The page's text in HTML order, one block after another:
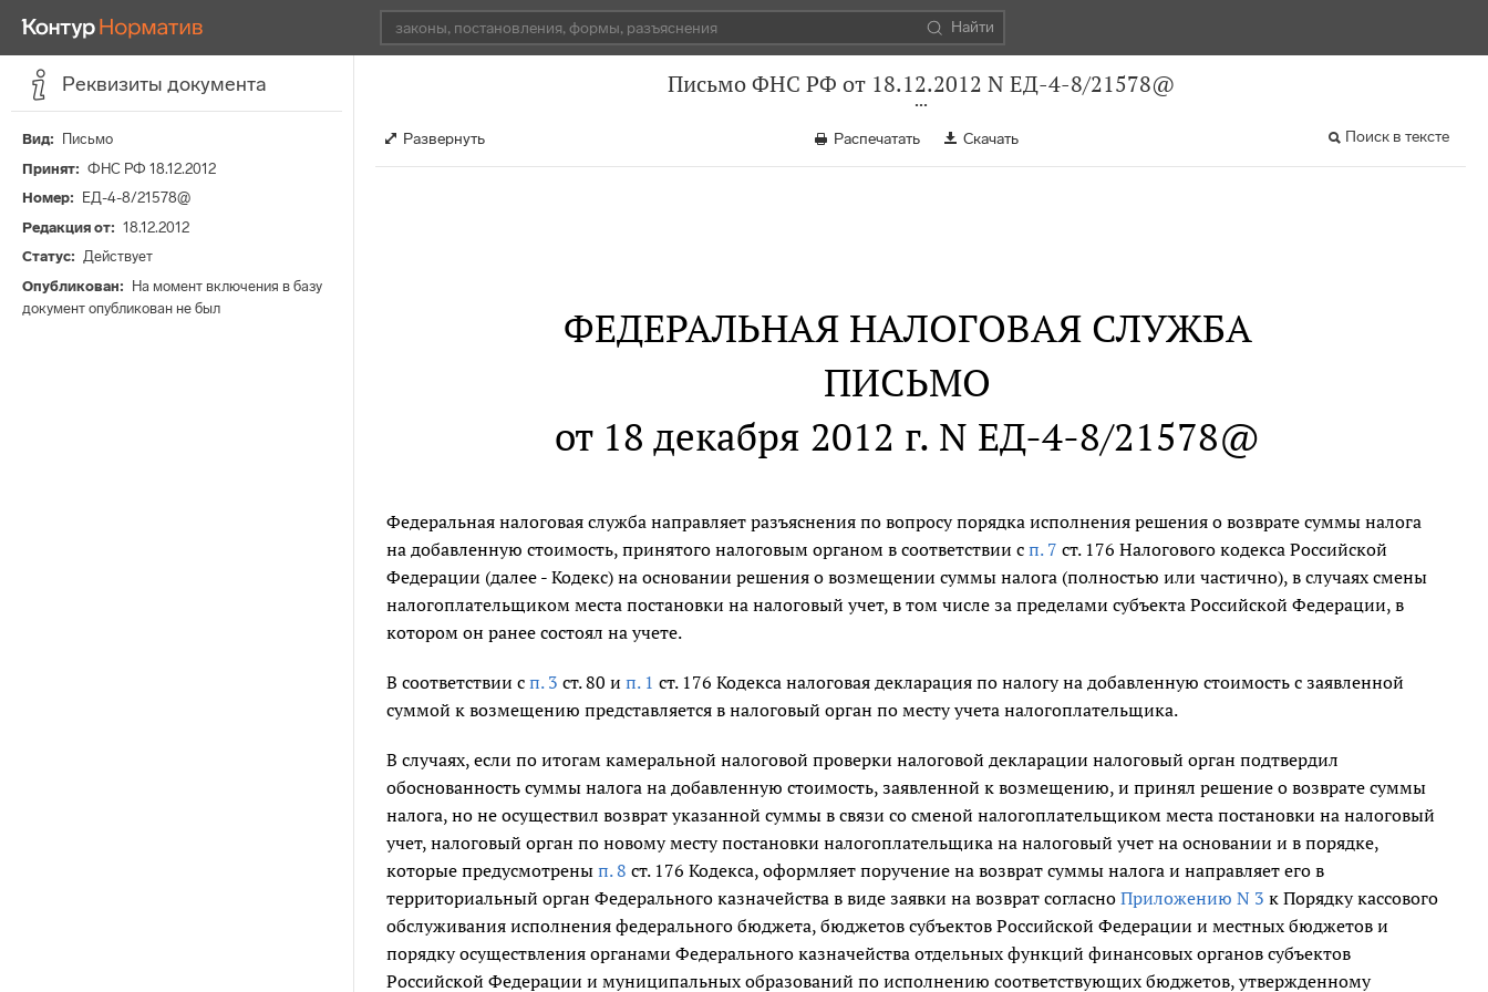
Найти
Реквизиты документа
Вид
Письмо
Принят
ФНС РФ 18.12.2012
Номер
ЕД-4-8/21578@
Редакция от
18.12.2012
Статус
Действует
Опубликован
На момент включения в базу
документ опубликован не был
Письмо ФНС РФ от 18.12.2012 N ЕД-4-8/21578@
Развернуть Распечатать Скачать Поиск в тексте
ФЕДЕРАЛЬНАЯ НАЛОГОВАЯ СЛУЖБА
ПИСЬМО
от 18 декабря 2012 г. N ЕД-4-8/21578@
Федеральная налоговая служба направляет разъяснения по вопросу порядка исполнения решения о возврате суммы налога
на добавленную стоимость, принятого налоговым органом в соответствии с п. 7 ст. 176 Налогового кодекса Российской
Федерации (далее - Кодекс) на основании решения о возмещении суммы налога (полностью или частично), в случаях смены
налогоплательщиком места постановки на налоговый учет, в том числе за пределами субъекта Российской Федерации, в
котором он ранее состоял на учете.
В соответствии с п. 3 ст. 80 и п. 1 ст. 176 Кодекса налоговая декларация по налогу на добавленную стоимость с заявленной
суммой к возмещению представляется в налоговый орган по месту учета налогоплательщика.
В случаях, если по итогам камеральной налоговой проверки налоговой декларации налоговый орган подтвердил
обоснованность суммы налога на добавленную стоимость, заявленной к возмещению, и принял решение о возврате суммы
налога, но не осуществил возврат указанной суммы в связи со сменой налогоплательщиком места постановки на налоговый
учет, налоговый орган по новому месту постановки налогоплательщика на налоговый учет на основании и в порядке,
которые предусмотрены п. 8 ст. 176 Кодекса, оформляет поручение на возврат суммы налога и направляет его в
территориальный орган Федерального казначейства в виде заявки на возврат согласно Приложению N 3 к Порядку кассового
обслуживания исполнения федерального бюджета, бюджетов субъектов Российской Федерации и местных бюджетов и
порядку осуществления органами Федерального казначейства отдельных функций финансовых органов субъектов
Российской Федерации и муниципальных образований по исполнению соответствующих бюджетов, утвержденному